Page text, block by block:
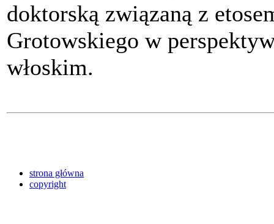
doktorską związaną z
Grotowskiego w
włoskim.
strona główna
copyright